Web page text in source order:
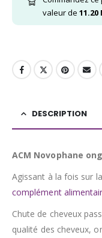
valeur de 11.20
DESCRIPTION
ACM Novophane
Agissant à la fois sur
complément
Chute de cheveux
qualité des cheveux,